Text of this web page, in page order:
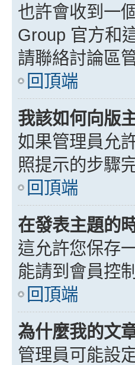
也許會收到一
Group 官方和
請聯絡討論區
回頂端
我該如何向版
如果管理員允
照提示的步驟
回頂端
在發表主題的
這允許您保存
能請到會員控
回頂端
為什麼我的文
管理員可能設